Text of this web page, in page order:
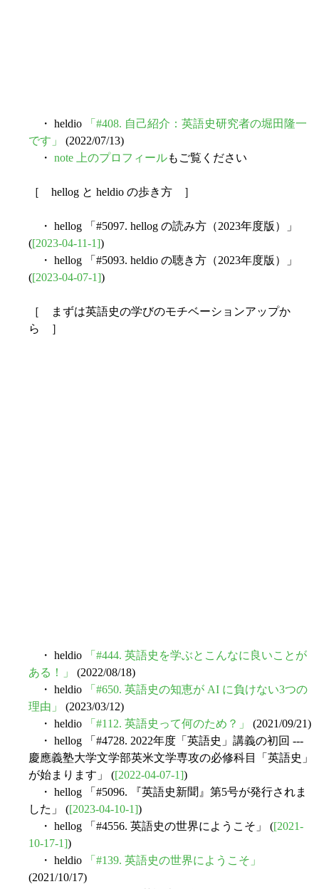
・ heldio
「#408. 自己紹介：英語史研究者の堀田隆一
です」
(2022/07/13)
・ note 上のプロフィールもご覧ください
［ hellog と heldio の歩き方 ］
・ hellog 「#5097. hellog の読み方（2023年度版）」
([2023-04-11-1])
・ hellog 「#5093. heldio の聴き方（2023年度版）」
([2023-04-07-1])
［ まずは英語史の学びのモチベーションアップか
ら ］
・ heldio
「#444. 英語史を学ぶとこんなに良いことが
ある！」
(2022/08/18)
・ heldio
「#650. 英語史の知恵が AI に負けない3つの
理由」
(2023/03/12)
・ heldio
「#112. 英語史って何のため？」
(2021/09/21)
・ hellog 「#4728. 2022年度「英語史」講義の初回 ---
慶應義塾大学文学部英米文学専攻の必修科目「英語史」
が始まります」 ([2022-04-07-1])
・ hellog 「#5096. 『英語史新聞』第5号が発行されま
した」 ([2023-04-10-1])
・ hellog 「#4556. 英語史の世界にようこそ」 ([2021-
10-17-1])
・ heldio
「#139. 英語史の世界にようこそ」
(2021/10/17)